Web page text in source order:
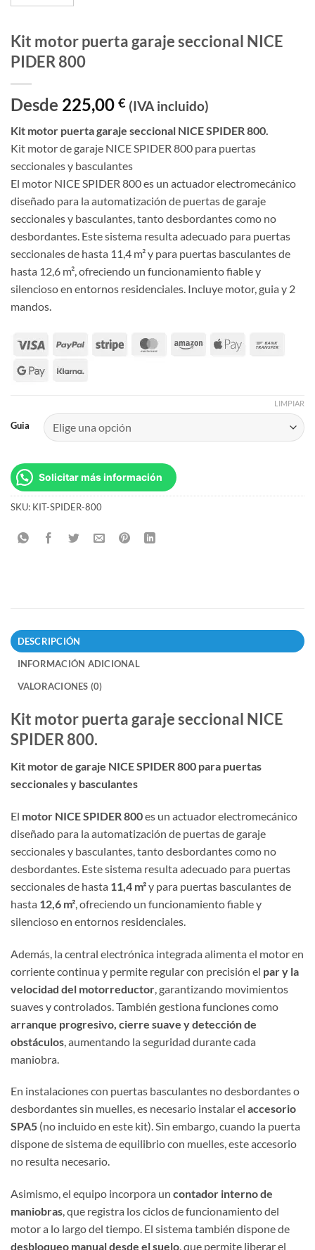
Kit motor puerta garaje seccional NICE
PIDER 800
Desde 225,00 € (IVA incluido)
Kit motor puerta garaje seccional NICE SPIDER 800.
Kit motor de garaje NICE SPIDER 800 para puertas
seccionales y basculantes
El motor NICE SPIDER 800 es un actuador electromecánico
diseñado para la automatización de puertas de garaje
seccionales y basculantes, tanto desbordantes como no
desbordantes. Este sistema resulta adecuado para puertas
seccionales de hasta 11,4 m² y para puertas basculantes de
hasta 12,6 m², ofreciendo un funcionamiento fiable y
silencioso en entornos residenciales. Incluye motor, guia y 2
mandos.
Guia
LIMPIAR
Solicitar más información
SKU: KIT-SPIDER-800
DESCRIPCIÓN
INFORMACIÓN ADICIONAL
VALORACIONES (0)
Kit motor puerta garaje seccional NICE
SPIDER 800.
Kit motor de garaje NICE SPIDER 800 para puertas
seccionales y basculantes
El motor NICE SPIDER 800es un actuador electromecánico
diseñado para la automatización de puertas de garaje
seccionales y basculantes, tanto desbordantes como no
desbordantes. Este sistema resulta adecuado para puertas
seccionales de hasta 11,4 m²y para puertas basculantes de
hasta 12,6 m² , ofreciendo un funcionamiento fiable y
silencioso en entornos residenciales.
Además, la central electrónica integrada alimenta el motor en
corriente continua y permite regular con precisión el par y la
velocidad del motorreductor , garantizando movimientos
suaves y controlados. También gestiona funciones como
arranque progresivo, cierre suave y detección de
obstáculos , aumentando la seguridad durante cada
maniobra.
En instalaciones con puertas basculantes no desbordantes o
desbordantes sin muelles, es necesario instalar el accesorio
SPA5 (no incluido en este kit). Sin embargo, cuando la puerta
dispone de sistema de equilibrio con muelles, este accesorio
no resulta necesario.
Asimismo, el equipo incorpora un contador interno de
maniobras, que registra los ciclos de funcionamiento del
motor a lo largo del tiempo. El sistema también dispone de
desbloqueo manual desde el suelo, que permite liberar el